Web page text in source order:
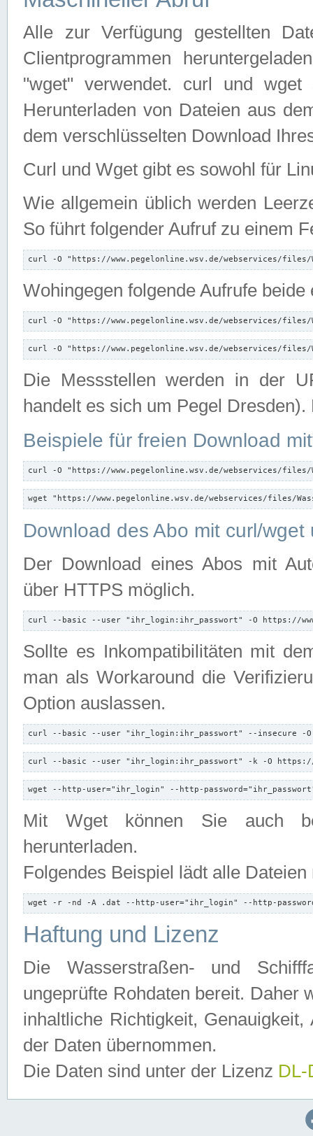
Alle zur Verfügung gestellten
Clientprogrammen
"wget" verwendet. curl und wget
Herunterladen von Dateien aus
dem verschlüsselten Download
Curl und Wget gibt es sowohl für
Wie allgemein üblich werden
So führt folgender Aufruf zu einem
curl -O "https://www.pegelonline.wsv.de/webservices/files/
Wohingegen folgende Aufrufe beide
curl -O "https://www.pegelonline.wsv.de/webservices/files/
curl -O "https://www.pegelonline.wsv.de/webservices/files/
Die Messstellen werden in der
handelt es sich um Pegel
Beispiele für freien Download
curl -O "https://www.pegelonline.wsv.de/webservices/files/
wget "https://www.pegelonline.wsv.de/webservices/files/
Download des Abo mit curl/
Der Download eines Abos mit
über HTTPS möglich.
curl --basic --user "ihr_login:ihr_passwort" -O https://
Sollte es Inkompatibilitäten mit
man als Workaround die
Option auslassen.
curl --basic --user "ihr_login:ihr_passwort" --insecure -
curl --basic --user "ihr_login:ihr_passwort" -k -O https://
wget --http-user="ihr_login" --http-
Mit Wget können Sie auch
herunterladen.
Folgendes Beispiel lädt alle
wget -r -nd -A .dat --http-user="ihr_login" --http-
Haftung und Lizenz
Die Wasserstraßen- und
ungeprüfte Rohdaten bereit. Daher
inhaltliche Richtigkeit,
der Daten übernommen.
Die Daten sind unter der Lizenz